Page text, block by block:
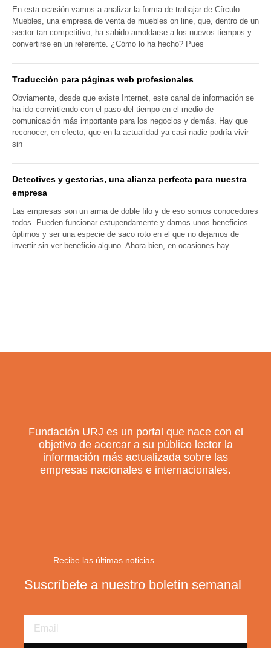
En esta ocasión vamos a analizar la forma de trabajar de Círculo
Muebles, una empresa de venta de muebles on line, que, dentro de un
sector tan competitivo, ha sabido amoldarse a los nuevos tiempos y
convertirse en un referente. ¿Cómo lo ha hecho? Pues
Traducción para páginas web profesionales
Obviamente, desde que existe Internet, este canal de información se
ha ido convirtiendo con el paso del tiempo en el medio de
comunicación más importante para los negocios y demás. Hay que
reconocer, en efecto, que en la actualidad ya casi nadie podría vivir
sin
Detectives y gestorías, una alianza perfecta para nuestra
empresa
Las empresas son un arma de doble filo y de eso somos conocedores
todos. Pueden funcionar estupendamente y darnos unos beneficios
óptimos y ser una especie de saco roto en el que no dejamos de
invertir sin ver beneficio alguno. Ahora bien, en ocasiones hay
Fundación URJ es un portal que nace con el
objetivo de acercar a su público lector la
información más actualizada sobre las
empresas nacionales e internacionales.
Recibe las últimas noticias
Suscríbete a nuestro boletín semanal
Address